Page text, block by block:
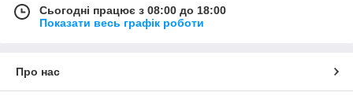
Сьогодні працює з 08:00 до 18:00
Показати весь графік роботи
Про нас